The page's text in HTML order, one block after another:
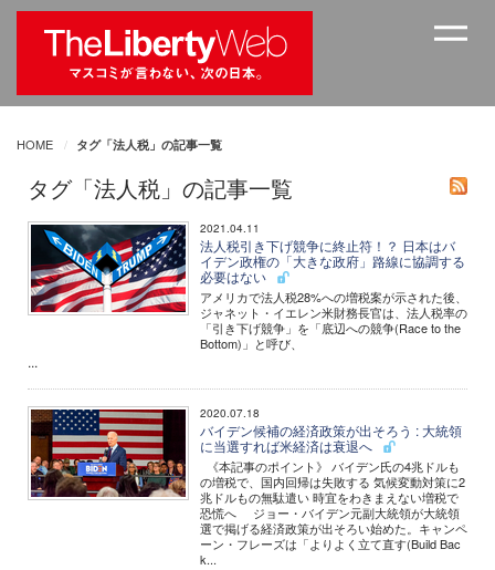
HOME タグ「法人税」の記事一覧
タグ「法人税」の記事一覧
2021.04.11
法人税引き下げ競争に終止符！？ 日本はバ
イデン政権の「大きな政府」路線に協調する
必要はない
アメリカで法人税28%への増税案が示された後、
ジャネット・イエレン米財務長官は、法人税率の
「引き下げ競争」を「底辺への競争(Race to the
Bottom)」と呼び、
...
2020.07.18
バイデン候補の経済政策が出そろう : 大統領
に当選すれば米経済は衰退へ
《本記事のポイント》 バイデン氏の4兆ドルも
の増税で、国内回帰は失敗する 気候変動対策に2
兆ドルもの無駄遣い 時宜をわきまえない増税で
恐慌へ ジョー・バイデン元副大統領が大統領
選で掲げる経済政策が出そろい始めた。キャンペ
ーン・フレーズは「よりよく立て直す(Build Bac
k...